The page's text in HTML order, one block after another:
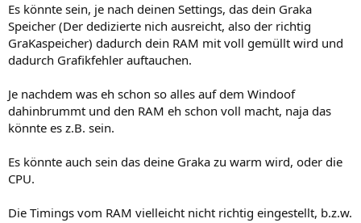
Es könnte sein, je nach deinen Settings, das dein Graka
Speicher (Der dedizierte nich ausreicht, also der richtig
GraKaspeicher) dadurch dein RAM mit voll gemüllt wird und
dadurch Grafikfehler auftauchen.
Je nachdem was eh schon so alles auf dem Windoof
dahinbrummt und den RAM eh schon voll macht, naja das
könnte es z.B. sein.
Es könnte auch sein das deine Graka zu warm wird, oder die
CPU.
Die Timings vom RAM vielleicht nicht richtig eingestellt, b.z.w.